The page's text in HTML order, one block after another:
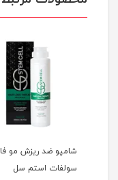
شامپو ضد ریزش مو
سولفات استم سل